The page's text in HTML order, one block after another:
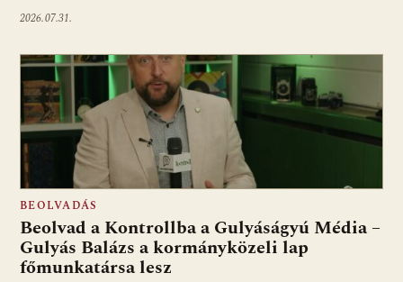
2026.07.31.
BEOLVADÁS
Beolvad a Kontrollba a Gulyáságyú Média –
Gulyás Balázs a kormányközeli lap
főmunkatársa lesz